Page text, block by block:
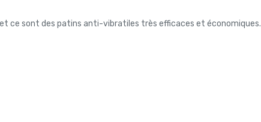
ce sont des patins anti-vibratiles très efficaces et économiques.